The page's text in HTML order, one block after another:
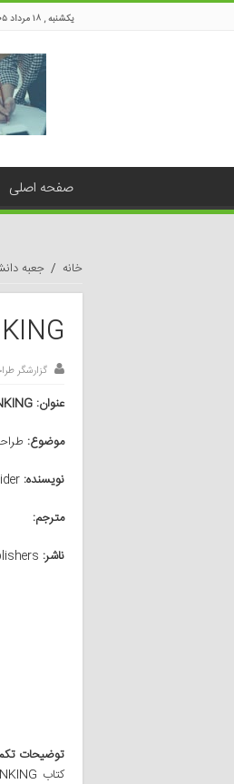
یکشنبه , ۱۸ مرداد ۱۴۰۵
صفحه اصلی
خانه / جعبه
گزارشگر
عنوان: THIS IS SEVICE DESIGN THINKING
موضوع:
نویسنده:
مترجم:
ناشر:
توضیحات